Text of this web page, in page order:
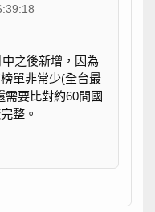
之後新增，因為
單非常少(全台最
需要比對約60間國
整。